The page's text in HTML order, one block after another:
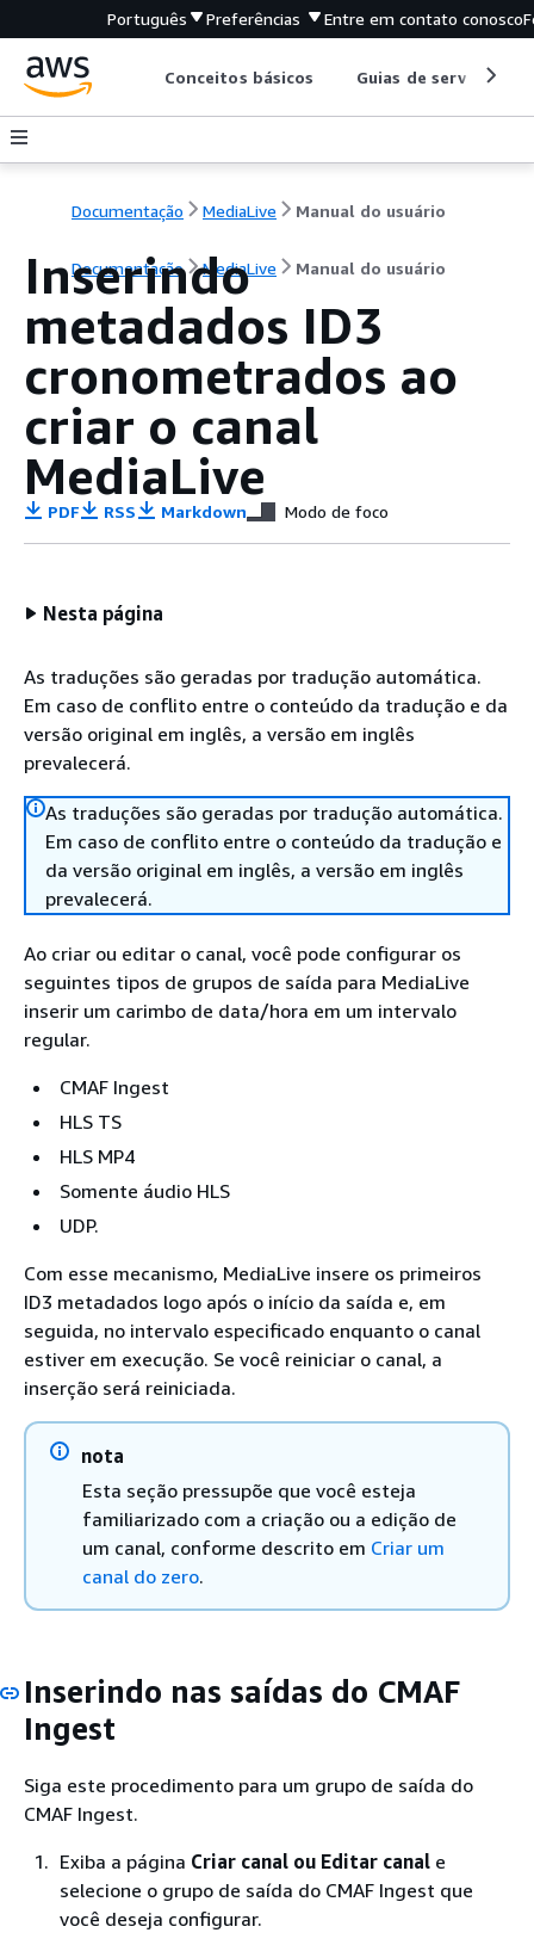
Português Preferências Entre em contato conosco
Conceitos básicos Guias de serviço
Documentação MediaLive Manual do usuário
Documentação MediaLive Manual do usuário
Inserindo
metadados ID3
cronometrados ao
criar o canal
MediaLive
PDF RSS Markdown Modo de foco
Nesta página
As traduções são geradas por tradução automática.
Em caso de conflito entre o conteúdo da tradução e da
versão original em inglês, a versão em inglês
prevalecerá.
As traduções são geradas por tradução automática.
Em caso de conflito entre o conteúdo da tradução e
da versão original em inglês, a versão em inglês
prevalecerá.
Ao criar ou editar o canal, você pode configurar os
seguintes tipos de grupos de saída para MediaLive
inserir um carimbo de data/hora em um intervalo
regular.
CMAF Ingest
HLS TS
HLS MP4
Somente áudio HLS
UDP.
Com esse mecanismo, MediaLive insere os primeiros
ID3 metadados logo após o início da saída e, em
seguida, no intervalo especificado enquanto o canal
estiver em execução. Se você reiniciar o canal, a
inserção será reiniciada.
nota
Esta seção pressupõe que você esteja
familiarizado com a criação ou a edição de
um canal, conforme descrito em Criar um
canal do zero.
Inserindo nas saídas do CMAF
Ingest
Siga este procedimento para um grupo de saída do
CMAF Ingest.
Exiba a página Criar canal ou Editar canal e
selecione o grupo de saída do CMAF Ingest que
você deseja configurar.